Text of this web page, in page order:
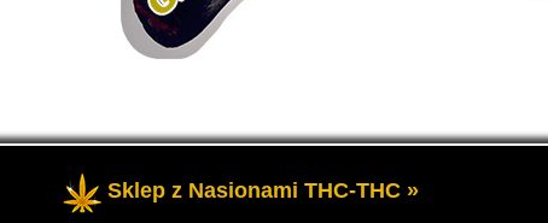
- Portal GrowEnter to strona o tematyce marihuany thc, potocznie
Sklep z Nasionami THC-THC »